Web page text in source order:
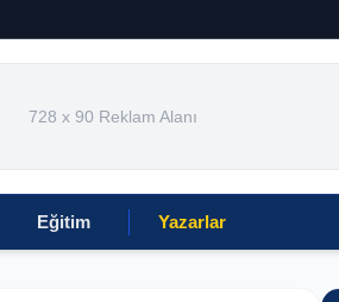
728 x 90 Reklam Alanı
Eğitim Yazarlar